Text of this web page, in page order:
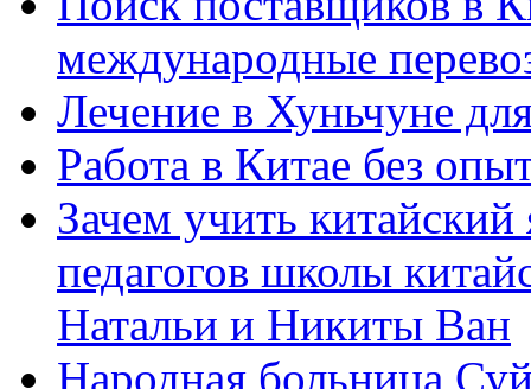
международные
Лечение в Хуньчуне
Работа в Китае без
Зачем учить
педагогов школы
Натальи и Никиты Ван
Народная больница